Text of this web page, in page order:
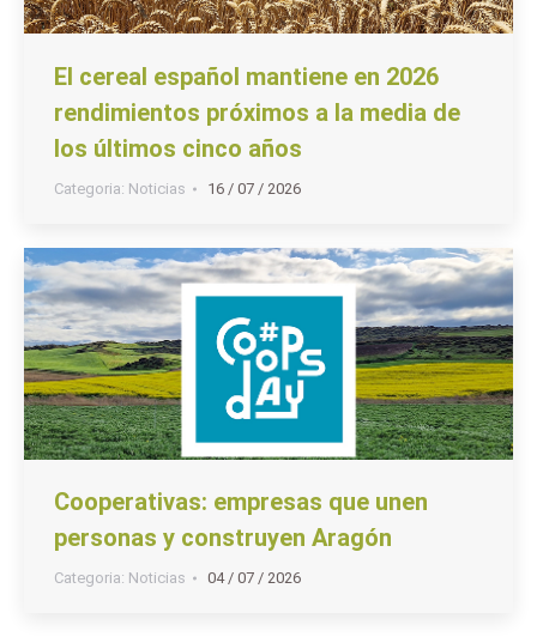
El cereal español mantiene en 2026
rendimientos próximos a la media de
los últimos cinco años
Categoria: Noticias 16 / 07 / 2026
Cooperativas: empresas que unen
personas y construyen Aragón
Categoria: Noticias 04 / 07 / 2026